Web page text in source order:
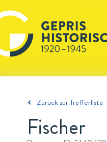
Zurück zur Trefferliste
Fischer